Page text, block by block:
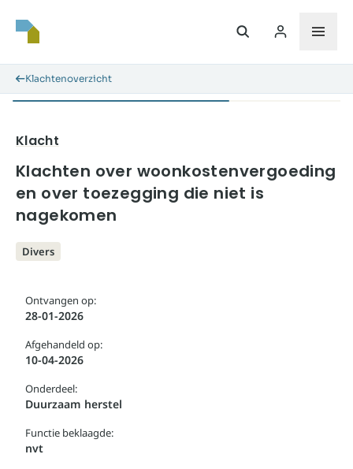
Klachtenoverzicht
Klachten over woonkostenvergoeding
en over toezegging die niet is
nagekomen
Klacht
Divers
Ontvangen op:
28-01-2026
Afgehandeld op:
10-04-2026
Onderdeel:
Duurzaam herstel
Functie beklaagde:
nvt